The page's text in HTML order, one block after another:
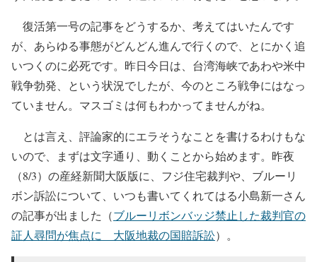
復活第一号の記事をどうするか、考えてはいたんです
が、あらゆる事態がどんどん進んで行くので、とにかく追
いつくのに必死です。昨日今日は、台湾海峡であわや米中
戦争勃発、という状況でしたが、今のところ戦争にはなっ
ていません。マスゴミは何もわかってませんがね。
とは言え、評論家的にエラそうなことを書けるわけもな
いので、まずは文字通り、動くことから始めます。昨夜
（8/3）の産経新聞大阪版に、フジ住宅裁判や、ブルーリ
ボン訴訟について、いつも書いてくれてはる小島新一さん
の記事が出ました（ブルーリボンバッジ禁止した裁判官の
証人尋問が焦点に 大阪地裁の国賠訴訟）。